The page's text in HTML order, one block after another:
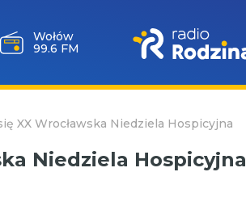
Milicz
88.5 FM
XX Wrocławska Niedziela Hospicyjna
Niedziela Hospicyjna